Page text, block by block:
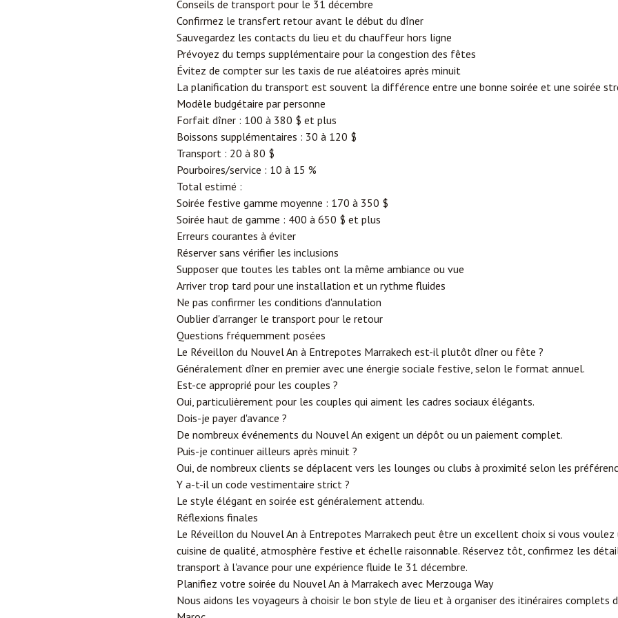
Conseils de transport pour le 31 décembre
Confirmez le transfert retour avant le début du dîner
Sauvegardez les contacts du lieu et du chauffeur hors ligne
Prévoyez du temps supplémentaire pour la congestion des fêtes
Évitez de compter sur les taxis de rue aléatoires après minuit
La planification du transport est souvent la différence entre une bonne soirée et une soirée
Modèle budgétaire par personne
Forfait dîner : 100 à 380 $ et plus
Boissons supplémentaires : 30 à 120 $
Transport : 20 à 80 $
Pourboires/service : 10 à 15 %
Total estimé :
Soirée festive gamme moyenne : 170 à 350 $
Soirée haut de gamme : 400 à 650 $ et plus
Erreurs courantes à éviter
Réserver sans vérifier les inclusions
Supposer que toutes les tables ont la même ambiance ou vue
Arriver trop tard pour une installation et un rythme fluides
Ne pas confirmer les conditions d'annulation
Oublier d'arranger le transport pour le retour
Questions fréquemment posées
Le Réveillon du Nouvel An à Entrepotes Marrakech est-il plutôt dîner ou fête ?
Généralement dîner en premier avec une énergie sociale festive, selon le format annuel.
Est-ce approprié pour les couples ?
Oui, particulièrement pour les couples qui aiment les cadres sociaux élégants.
Dois-je payer d'avance ?
De nombreux événements du Nouvel An exigent un dépôt ou un paiement complet.
Puis-je continuer ailleurs après minuit ?
Oui, de nombreux clients se déplacent vers les lounges ou clubs à proximité selon les
Y a-t-il un code vestimentaire strict ?
Le style élégant en soirée est généralement attendu.
Réflexions finales
Le Réveillon du Nouvel An à Entrepotes Marrakech peut être un excellent choix si vous voulez
cuisine de qualité, atmosphère festive et échelle raisonnable. Réservez tôt, confirmez les
transport à l'avance pour une expérience fluide le 31 décembre.
Planifiez votre soirée du Nouvel An à Marrakech avec Merzouga Way
Nous aidons les voyageurs à choisir le bon style de lieu et à organiser des itinéraires complets